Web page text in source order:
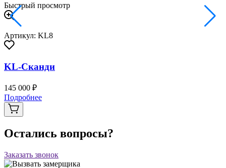
Быстрый просмотр
Артикул: KL8
KL-Сканди
145 000 ₽
Подробнее
Остались вопросы?
Заказать звонок